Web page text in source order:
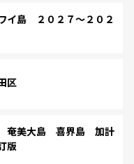
島 ２０２７～２０２
区
奄美大島 喜界島 加計
版